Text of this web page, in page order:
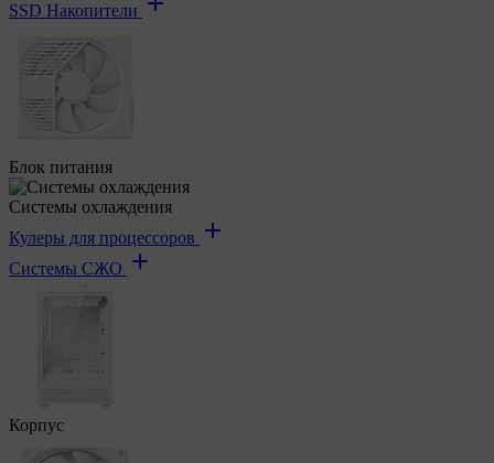
SSD Накопители
Блок питания
Системы охлаждения
Кулеры для процессоров
Системы СЖО
Корпус